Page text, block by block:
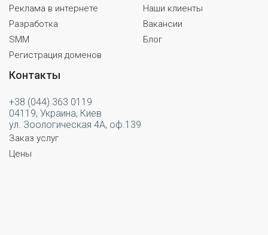
Реклама в интернете
Разработка
SMM
Регистрация доменов
Наши клиенты
Вакансии
Блог
Контакты
+38 (044) 363 0119
04119, Украина, Киев
ул. Зоологическая 4А, оф.139
Заказ услуг
Цены